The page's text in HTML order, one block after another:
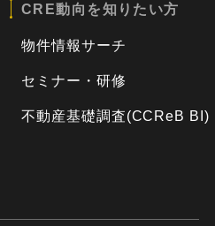
CRE動向を知りたい方
物件情報サーチ
セミナー・研修
不動産基礎調査(CCReB BI)